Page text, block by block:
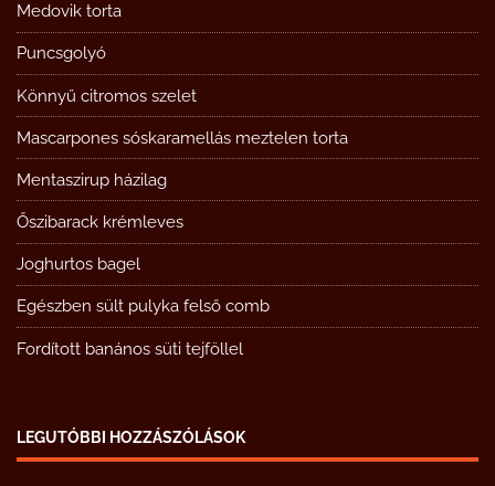
Medovik torta
Puncsgolyó
Könnyű citromos szelet
Mascarpones sóskaramellás meztelen torta
Mentaszirup házilag
Őszibarack krémleves
Joghurtos bagel
Egészben sült pulyka felső comb
Fordított banános süti tejföllel
LEGUTÓBBI HOZZÁSZÓLÁSOK